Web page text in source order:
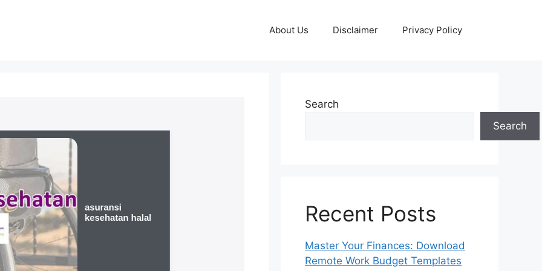
About Us Disclaimer Privacy Policy
Search
Search
Recent Posts
Master Your Finances: Download
Remote Work Budget Templates